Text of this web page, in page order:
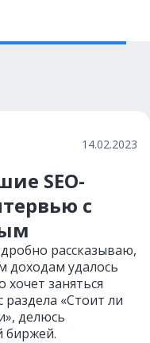
14.02.2023
SEO-
с
рассказываю,
доходам удалось
хочет заняться
«Стоит ли
делюсь
биржей.